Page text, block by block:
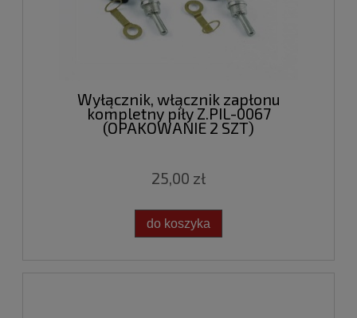
Wyłącznik, włącznik zapłonu
kompletny piły Z.PIL-0067
(OPAKOWANIE 2 SZT)
25,00 zł
do koszyka